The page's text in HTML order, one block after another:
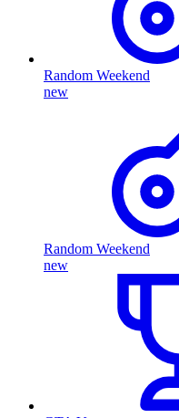
Random Weekend
new
Random Weekend
new